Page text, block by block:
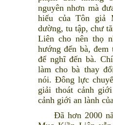
nguyên nhơn mà
hiếu của Tôn giả
dường, tu tập, chư
Liên cho nên thọ
hướng đến bà, đem
để nghĩ đến bà.
làm cho bà thay
nói. Đông lực
giải thoát cảnh
cảnh giới an lành
Đã hơn 2000